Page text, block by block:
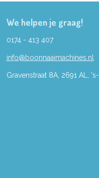
We helpen je graag!
0174 - 413 407
info@boonnaaimachines.nl
Gravenstraat 8A, 2691 AL, 's-